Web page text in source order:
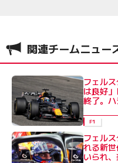
関連チームニュー
フェル
は良好
終了。
F1
フェル
れる新
いられ、